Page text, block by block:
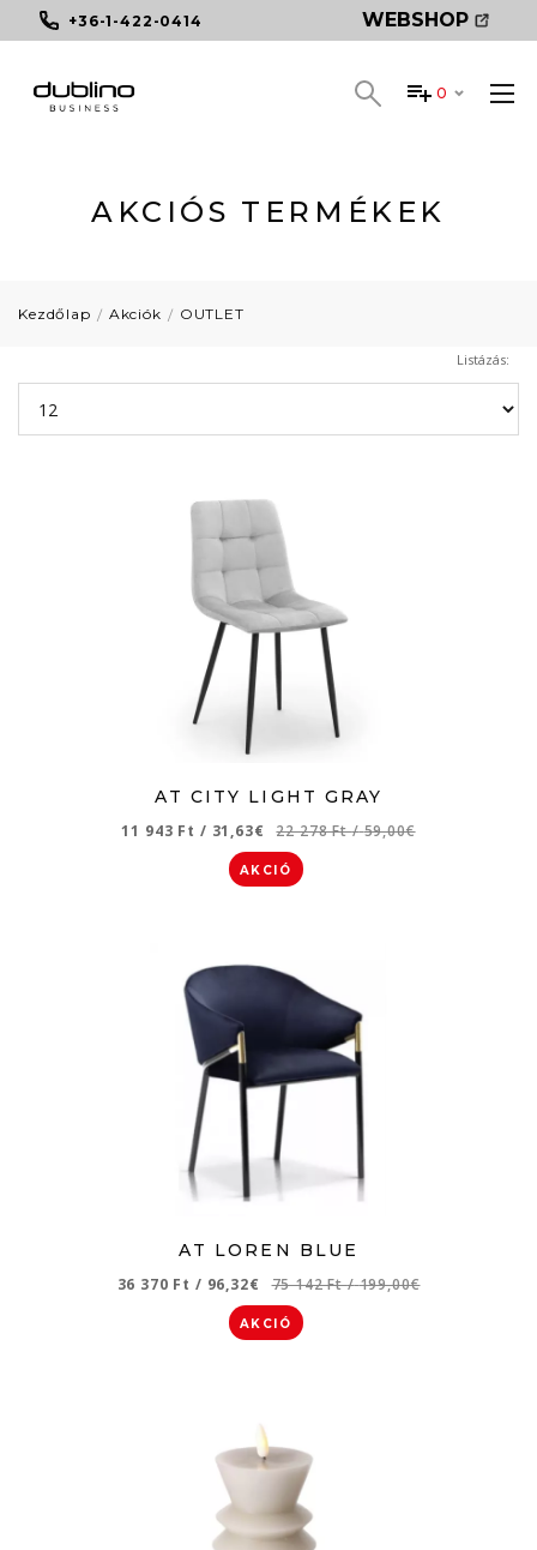
+36-1-422-0414 WEBSHOP
0
AKCIÓS TERMÉKEK
Kezdőlap Akciók OUTLET
Listázás:
AT CITY LIGHT GRAY
11 943 Ft / 31,63€ 22 278 Ft/ 59,00€
AKCIÓ
AT LOREN BLUE
36 370 Ft / 96,32€ 75 142 Ft/ 199,00€
AKCIÓ